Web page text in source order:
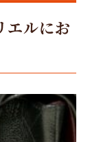
エルにお